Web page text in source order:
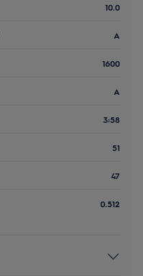
10.0
A
1600
A
3:58
51
47
0.512